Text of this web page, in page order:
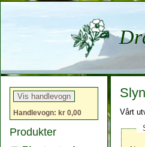
Handlevogn: kr 0,00
Produkter
Vårt